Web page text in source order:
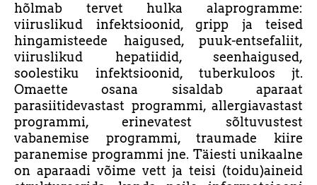
hõlmab tervet hulka alaprogramme:
viiruslikud infektsioonid, gripp ja teised
hingamisteede haigused, puuk-entsefaliit,
viiruslikud hepatiidid, seenhaigused,
soolestiku infektsioonid, tuberkuloos jt.
Omaette osana sisaldab aparaat
parasiitidevastast programmi, allergiavastast
programmi, erinevatest sõltuvustest
vabanemise programmi, traumade kiire
paranemise programmi jne. Täiesti unikaalne
on aparaadi võime vett ja teisi (toidu)aineid